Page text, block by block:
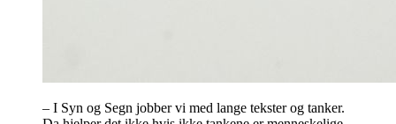
– I Syn og Segn jobber vi med lange tekster og tanker.